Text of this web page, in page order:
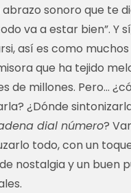
sonoro que te
va a estar bien”. Y
así es como
que ha tejido
de millones. Pero…
¿Dónde
dial número?
todo, con un
nostalgia y un buen